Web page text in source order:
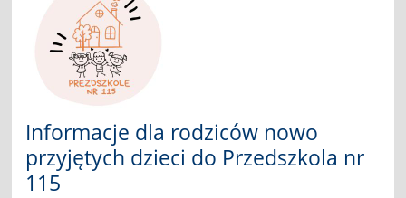
Informacje dla rodziców nowo
przyjętych dzieci do Przedszkola nr
115